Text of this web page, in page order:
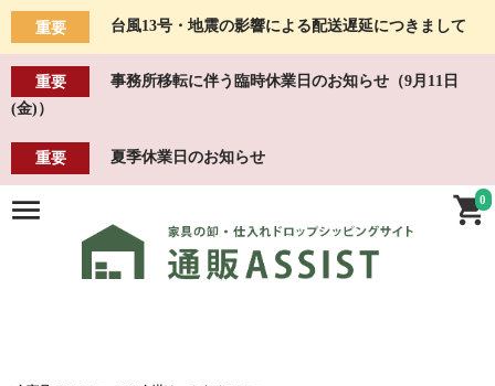
重要 台風13号・地震の影響による配送遅延につきまして
重要
事務所移転に伴う臨時休業日のお知らせ（9月11日
(金)）
重要 夏季休業日のお知らせ
0